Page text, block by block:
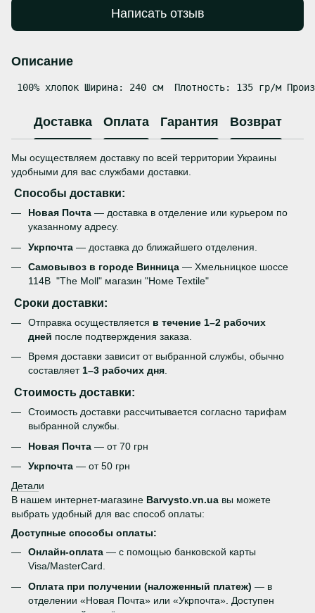
Написать отзыв
Описание
100% хлопок Ширина: 240 см  Плотность: 135 гр/м
Доставка Оплата Гарантия Возврат
Мы осуществляем доставку по всей территории Украины
удобными для вас службами доставки.
Способы доставки:
Новая Почта — доставка в отделение или курьером по
указанному адресу.
Укрпочта — доставка до ближайшего отделения.
Самовывоз в городе Винница — Хмельницкое шоссе
114В "The Moll" магазин "Номе Теxtile"
Сроки доставки:
Отправка осуществляется в течение 1–2 рабочих
дней после подтверждения заказа.
Время доставки зависит от выбранной службы, обычно
составляет1–3 рабочих дня.
Стоимость доставки:
Стоимость доставки рассчитывается согласно тарифам
выбранной службы.
Новая Почта — от 70 грн
Укрпочта — от 50 грн
Детали
В нашем интернет-магазине Barvysto.vn.ua вы можете
выбрать удобный для вас способ оплаты:
Доступные способы оплаты:
Онлайн-оплата — с помощью банковской карты
Visa/MasterCard.
Оплата при получении (наложенный платеж) — в
отделении «Новая Почта» или «Укрпочта». Доступен